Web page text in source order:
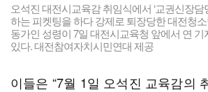
오석진 대전시교육감 취임식에서 ‘교권신장담
하는 피켓팅을 하다 강제로 퇴장당한 대전청소
동가인 성령이 7일 대전시교육청 앞에서 연
있다. 대전참여자치시민연대 제공
이들은 “7월 1일 오석진 교육감의